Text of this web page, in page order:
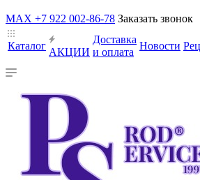
MAX +7 922 002-86-78 Заказать звонок
Каталог
АКЦИИ
Доставка
и оплата
Новости